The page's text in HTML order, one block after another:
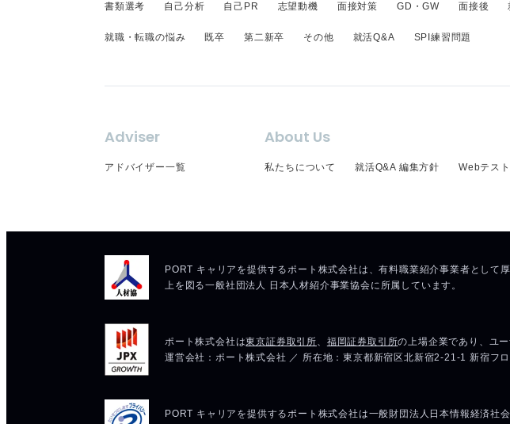
書類選考 自己分析 自己PR 志望動機 面接対策 GD・GW 面接後
就職・転職の悩み 既卒 第二新卒 その他 就活Q&A SPI練習問題
Adviser
アドバイザー一覧
About Us
私たちについて 就活Q&A 編集方針 Webテス